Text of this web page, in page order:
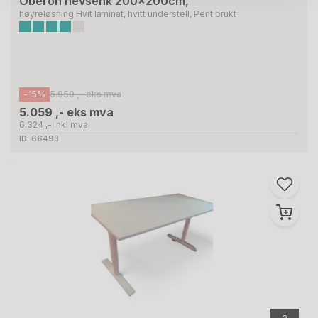
høyreløsning Hvit laminat, hvitt understell, Pent brukt
-15% 5.950 ,- eks mva
5.059 ,- eks mva
6.324 ,- inkl mva
ID: 66493